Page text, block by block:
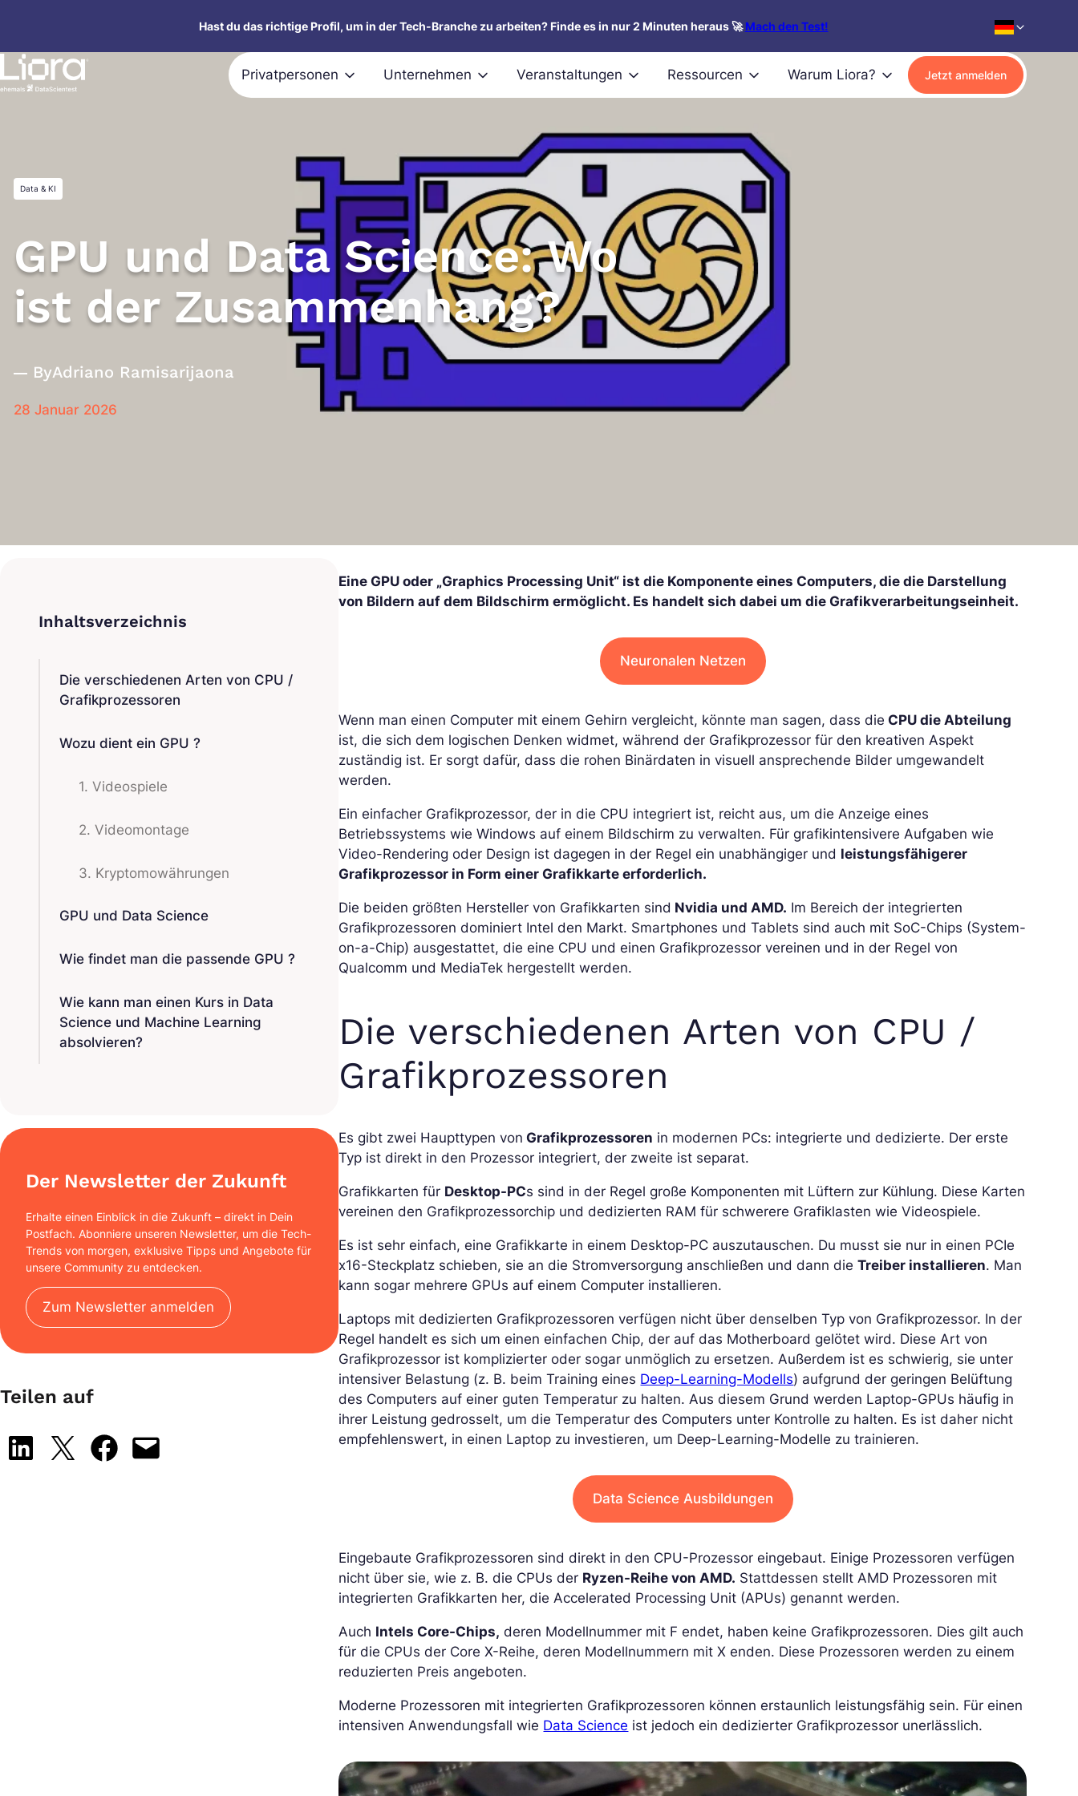
springen
Hast du das richtige Profil, um in der Tech-Branche zu arbeiten? Finde es in nur 2 Minuten heraus 🚀Mach den Test!
Privatpersonen Unternehmen Veranstaltungen Ressourcen Warum Liora? Jetzt anmelden
Data & KI
GPU und Data Science: Wo
ist der Zusammenhang?
ByAdriano Ramisarijaona
28 Januar 2026
Die verschiedenen Arten von CPU /
Grafikprozessoren
Wozu dient ein GPU ?
1. Videospiele
2. Videomontage
3. Kryptomowährungen
GPU und Data Science
Wie findet man die passende GPU ?
Wie kann man einen Kurs in Data
Science und Machine Learning
absolvieren?
Der Newsletter der Zukunft
Erhalte einen Einblick in die Zukunft – direkt in Dein
Postfach. Abonniere unseren Newsletter, um die Tech-
Trends von morgen, exklusive Tipps und Angebote für
unsere Community zu entdecken.
Zum Newsletter anmelden
Teilen auf
Share on LinkedIn
Share on X Share on Facebook
Email this Page
Eine GPU oder „Graphics Processing Unit“ ist die Komponente eines Computers, die die Darstellung
von Bildern auf dem Bildschirm ermöglicht. Es handelt sich dabei um die Grafikverarbeitungseinheit.
Neuronalen Netzen
Wenn man einen Computer mit einem Gehirn vergleicht, könnte man sagen, dass die CPU die Abteilung
ist, die sich dem logischen Denken widmet, während der Grafikprozessor für den kreativen Aspekt
zuständig ist. Er sorgt dafür, dass die rohen Binärdaten in visuell ansprechende Bilder umgewandelt
werden.
Ein einfacher Grafikprozessor, der in die CPU integriert ist, reicht aus, um die Anzeige eines
Betriebssystems wie Windows auf einem Bildschirm zu verwalten. Für grafikintensivere Aufgaben wie
Video-Rendering oder Design ist dagegen in der Regel ein unabhängiger und leistungsfähigerer
Grafikprozessor in Form einer Grafikkarte erforderlich.
Die beiden größten Hersteller von Grafikkarten sind Nvidia und AMD. Im Bereich der integrierten
Grafikprozessoren dominiert Intel den Markt. Smartphones und Tablets sind auch mit SoC-Chips (System-
on-a-Chip) ausgestattet, die eine CPU und einen Grafikprozessor vereinen und in der Regel von
Qualcomm und MediaTek hergestellt werden.
Die verschiedenen Arten von CPU /
Grafikprozessoren
Es gibt zwei Haupttypen von Grafikprozessoren in modernen PCs: integrierte und dedizierte. Der erste
Typ ist direkt in den Prozessor integriert, der zweite ist separat.
Grafikkarten für Desktop-PCs sind in der Regel große Komponenten mit Lüftern zur Kühlung. Diese Karten
vereinen den Grafikprozessorchip und dedizierten RAM für schwerere Grafiklasten wie Videospiele.
Es ist sehr einfach, eine Grafikkarte in einem Desktop-PC auszutauschen. Du musst sie nur in einen PCIe
x16-Steckplatz schieben, sie an die Stromversorgung anschließen und dann dieTreiber installieren. Man
kann sogar mehrere GPUs auf einem Computer installieren.
Laptops mit dedizierten Grafikprozessoren verfügen nicht über denselben Typ von Grafikprozessor. In der
Regel handelt es sich um einen einfachen Chip, der auf das Motherboard gelötet wird. Diese Art von
Grafikprozessor ist komplizierter oder sogar unmöglich zu ersetzen. Außerdem ist es schwierig, sie unter
intensiver Belastung (z. B. beim Training eines Deep-Learning-Modells) aufgrund der geringen Belüftung
des Computers auf einer guten Temperatur zu halten. Aus diesem Grund werden Laptop-GPUs häufig in
ihrer Leistung gedrosselt, um die Temperatur des Computers unter Kontrolle zu halten. Es ist daher nicht
empfehlenswert, in einen Laptop zu investieren, um Deep-Learning-Modelle zu trainieren.
Data Science Ausbildungen
Eingebaute Grafikprozessoren sind direkt in den CPU-Prozessor eingebaut. Einige Prozessoren verfügen
nicht über sie, wie z. B. die CPUs der Ryzen-Reihe von AMD. Stattdessen stellt AMD Prozessoren mit
integrierten Grafikkarten her, die Accelerated Processing Unit (APUs) genannt werden.
Auch Intels Core-Chips, deren Modellnummer mit F endet, haben keine Grafikprozessoren. Dies gilt auch
für die CPUs der Core X-Reihe, deren Modellnummern mit X enden. Diese Prozessoren werden zu einem
reduzierten Preis angeboten.
Moderne Prozessoren mit integrierten Grafikprozessoren können erstaunlich leistungsfähig sein. Für einen
intensiven Anwendungsfall wie Data Science ist jedoch ein dedizierter Grafikprozessor unerlässlich.